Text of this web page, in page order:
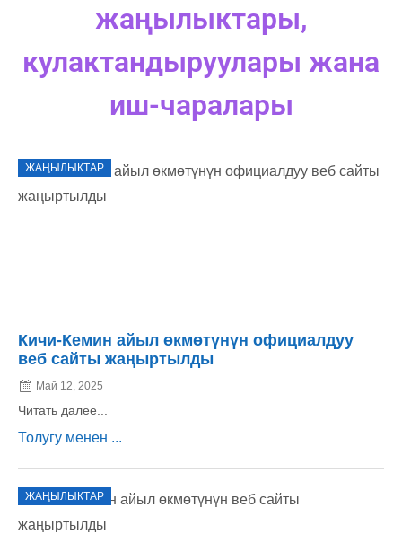
жаңылыктары,
кулактандыруулары жана
иш-чаралары
ЖАҢЫЛЫКТАР
Кичи-Кемин айыл өкмөтүнүн официалдуу
веб сайты жаңыртылды
Май 12, 2025
Читать далее...
Толугу менен ...
ЖАҢЫЛЫКТАР